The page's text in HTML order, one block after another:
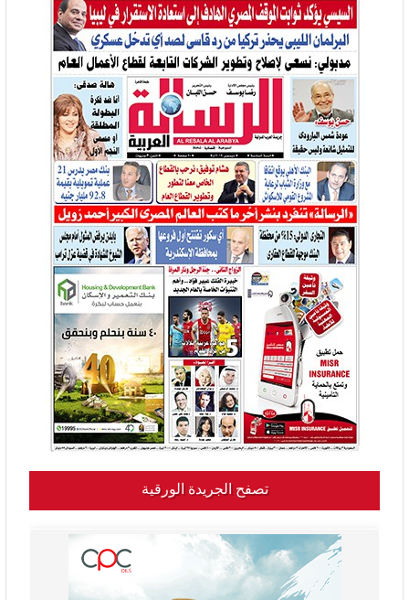
تصفح الجريدة الورقية